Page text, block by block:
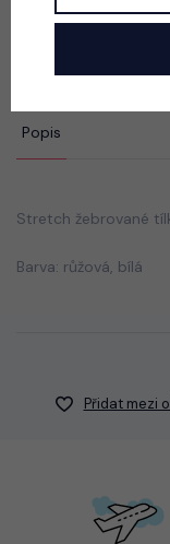
Popis
Stretch žebrované
Barva: růžová, bílá
Přidat mezi